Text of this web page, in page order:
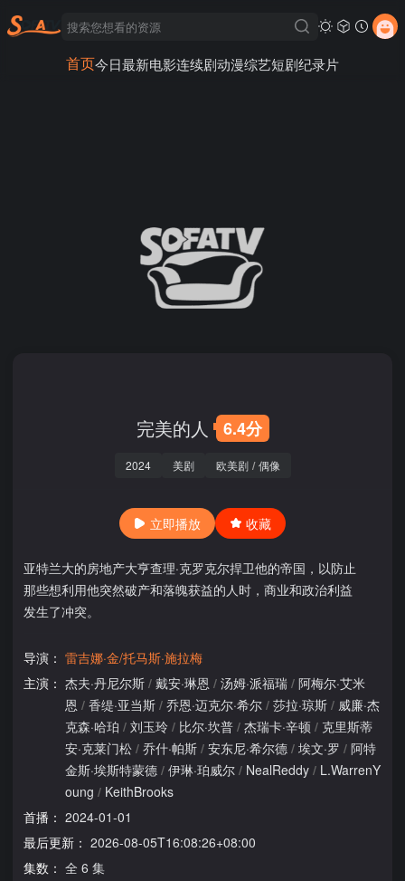
首页今日最新电影连续剧动漫综艺短剧纪录片
完美的人 6.4分
2024 美剧 欧美剧 / 偶像
立即播放 收藏
亚特兰大的房地产大亨查理·克罗克尔捍卫他的帝国，以防止
那些想利用他突然破产和落魄获益的人时，商业和政治利益
发生了冲突。
导演： 雷吉娜·金/托马斯·施拉梅
主演： 杰夫·丹尼尔斯 / 戴安·琳恩 / 汤姆·派福瑞 / 阿梅尔·艾米
恩 / 香缇·亚当斯 / 乔恩·迈克尔·希尔 / 莎拉·琼斯 / 威廉·杰
克森·哈珀 / 刘玉玲 / 比尔·坎普 / 杰瑞卡·辛顿 / 克里斯蒂
安·克莱门松 / 乔什·帕斯 / 安东尼·希尔德 / 埃文·罗 / 阿特
金斯·埃斯特蒙德 / 伊琳·珀威尔 / NealReddy / L.WarrenY
oung / KeithBrooks
首播： 2024-01-01
最后更新： 2026-08-05T16:08:26+08:00
集数： 全 6 集